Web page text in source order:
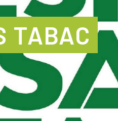
TABAC